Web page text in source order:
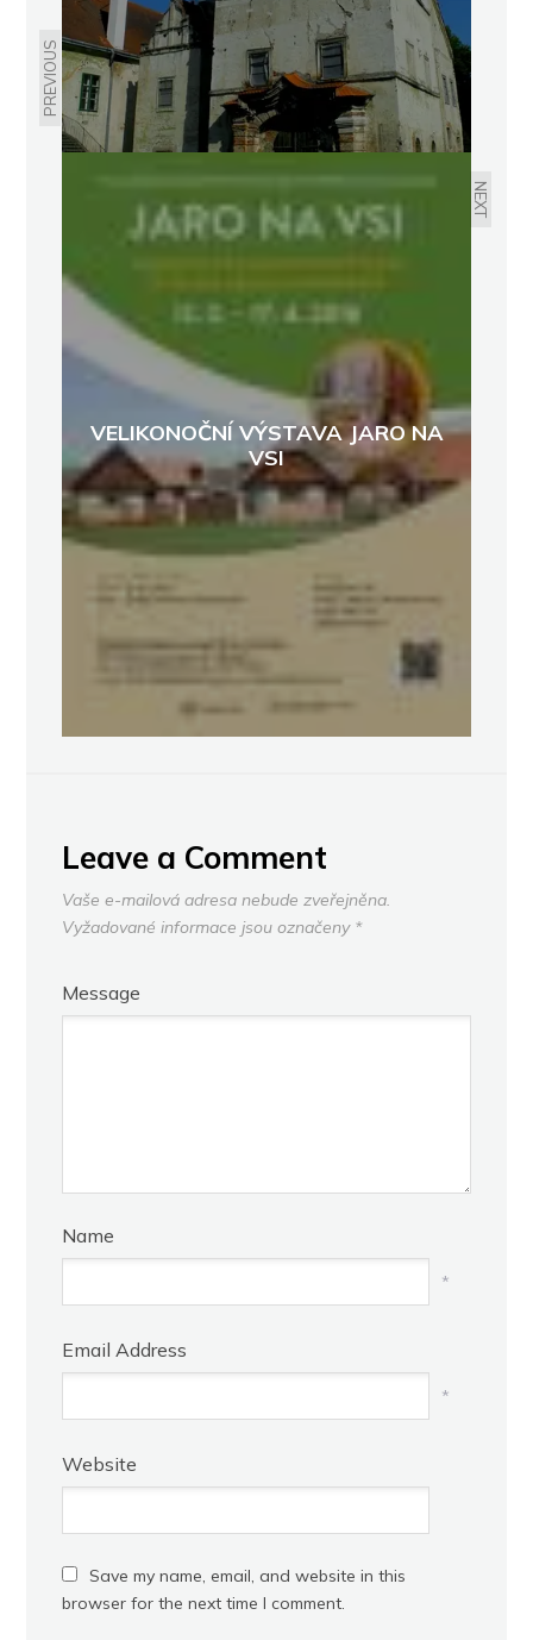
PREVIOUS
NEXT
VELIKONOČNÍ VÝSTAVA JARO NA
VSI
Leave a Comment
Vaše e-mailová adresa nebude zveřejněna.
Vyžadované informace jsou označeny *
Message
Name
*
Email Address
*
Website
Save my name, email, and website in this
browser for the next time I comment.